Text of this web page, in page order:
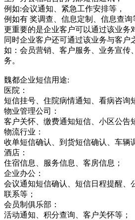
例如:会议通知、紧急工作安排等，
例如有 奖调查、信息定制、信息查询
更重要的是企业客户可以通过该业务
同时企业客户还可通过该业务与客户
如：会员营销、客户服务、业务宣传
务。
魏都企业短信用途:
医院：
短信挂号、住院病情通知、看病咨询
物业管理公司：
客户关怀、缴费通知短信、小区公告
物流行业：
收单短信确认、到货短信确认、车辆
酒店：
住宿信息、服务信息、客房信息；
企业办公：
会议通知短信确认、短信日程提醒、
联系等；
会员制俱乐部：
活动通知、积分查询、客户关怀等；